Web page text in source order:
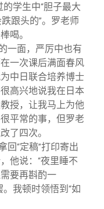
的学生中“胆子最大
跟头的”。罗老师
喝。
一面，严厉中也有
一次课后满面春风
中日联合培养博士
高兴地说我在日本
授，让我马上为他
平常的事，但罗老
了四次。
回“定稿”打印寄出
他说： “夜里睡不
要再斟酌一
我顿时领悟到 “如